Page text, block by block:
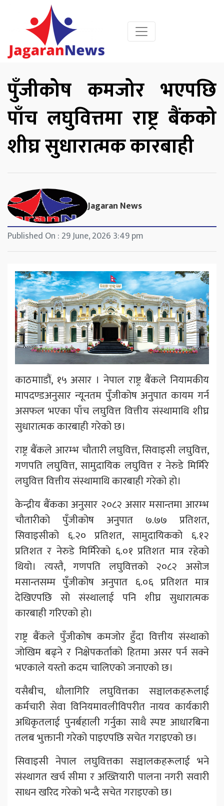
पुँजीकोष कमजोर भएपछि
पाँच लघुवित्तमा राष्ट्र बैंकको
शीघ्र सुधारात्मक कारबाही
Jagaran News
Published On : 29 June, 2026 3:49 pm
काठमााडौं, १५ असार । नेपाल राष्ट्र बैंकले नियामकीय
मापदण्डअनुसार न्यूनतम पुँजीकोष अनुपात कायम गर्न
असफल भएका पाँच लघुवित्त वित्तीय संस्थामाथि शीघ्र
सुधारात्मक कारबाही गरेको छ।
राष्ट्र बैंकले आरम्भ चौतारी लघुवित्त, सिवाइसी लघुवित्त,
गणपति लघुवित्त, सामुदायिक लघुवित्त र नेरुडे मिर्मिरे
लघुवित्त वित्तीय संस्थामाथि कारबाही गरेको हो।
केन्द्रीय बैंकका अनुसार २०८२ असार मसान्तमा आरम्भ
चौतारीको पुँजीकोष अनुपात ७.७७ प्रतिशत,
सिवाइसीको ६.२० प्रतिशत, सामुदायिकको ६.१२
प्रतिशत र नेरुडे मिर्मिरेको ६.०१ प्रतिशत मात्र रहेको
थियो। त्यस्तै, गणपति लघुवित्तको २०८२ असोज
मसान्तसम्म पुँजीकोष अनुपात ६.०६ प्रतिशत मात्र
देखिएपछि सो संस्थालाई पनि शीघ्र सुधारात्मक
कारबाही गरिएको हो।
राष्ट्र बैंकले पुँजीकोष कमजोर हुँदा वित्तीय संस्थाको
जोखिम बढ्ने र निक्षेपकर्ताको हितमा असर पर्न सक्ने
भएकाले यस्तो कदम चालिएको जनाएको छ।
यसैबीच, धौलागिरि लघुवित्तका सञ्चालकहरूलाई
कर्मचारी सेवा विनियमावलीविपरीत नायव कार्यकारी
अधिकृतलाई पुनर्बहाली गर्नुका साथै स्पष्ट आधारबिना
तलब भुक्तानी गरेको पाइएपछि सचेत गराइएको छ।
सिवाइसी नेपाल लघुवित्तका सञ्चालकहरूलाई भने
संस्थागत खर्च सीमा र अख्तियारी पालना नगरी सवारी
साधन खरिद गरेको भन्दै सचेत गराइएको छ।